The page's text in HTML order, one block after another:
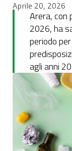
Aprile 20, 2026
Arera, con
2026, ha
periodo
agli anni